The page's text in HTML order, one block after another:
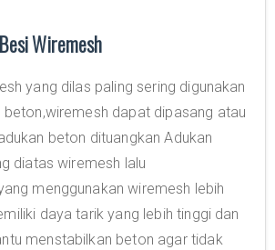
Wiremesh
yang dilas paling sering digunakan
dapat dipasang atau
beton dituangkan Adukan
diatas wiremesh lalu
menggunakan wiremesh lebih
daya tarik yang lebih tinggi dan
menstabilkan beton agar tidak